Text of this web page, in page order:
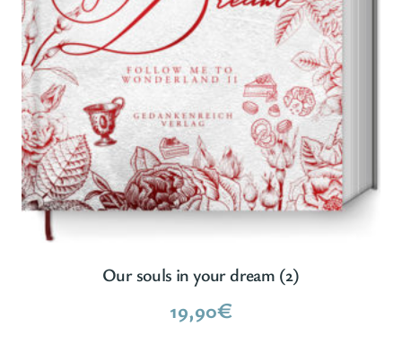
Our souls in your dream (2)
19,90€